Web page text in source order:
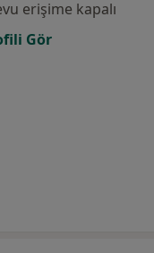
erişime kapalı
Gör